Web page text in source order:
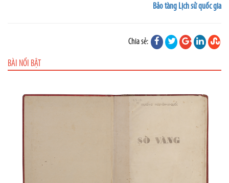
Bảo tàng Lịch sử quốc gia
Chia sẻ:
BÀI NỔI BẬT